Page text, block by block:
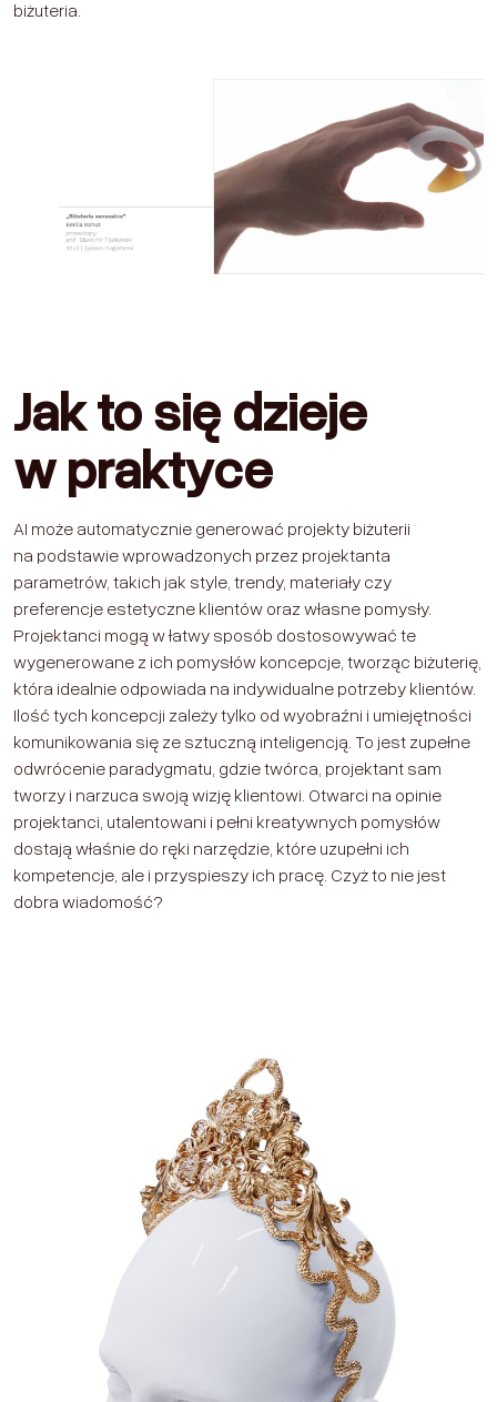
biżuteria.
Jak to się dzieje
w praktyce
AI może automatycznie generować projekty biżuterii
na podstawie wprowadzonych przez projektanta
parametrów, takich jak style, trendy, materiały czy
preferencje estetyczne klientów oraz własne pomysły.
Projektanci mogą w łatwy sposób dostosowywać te
wygenerowane z ich pomysłów koncepcje, tworząc biżuterię,
która idealnie odpowiada na indywidualne potrzeby klientów.
Ilość tych koncepcji zależy tylko od wyobraźni i umiejętności
komunikowania się ze sztuczną inteligencją. To jest zupełne
odwrócenie paradygmatu, gdzie twórca, projektant sam
tworzy i narzuca swoją wizję klientowi. Otwarci na opinie
projektanci, utalentowani i pełni kreatywnych pomysłów
dostają właśnie do ręki narzędzie, które uzupełni ich
kompetencje, ale i przyspieszy ich pracę. Czyż to nie jest
dobra wiadomość?